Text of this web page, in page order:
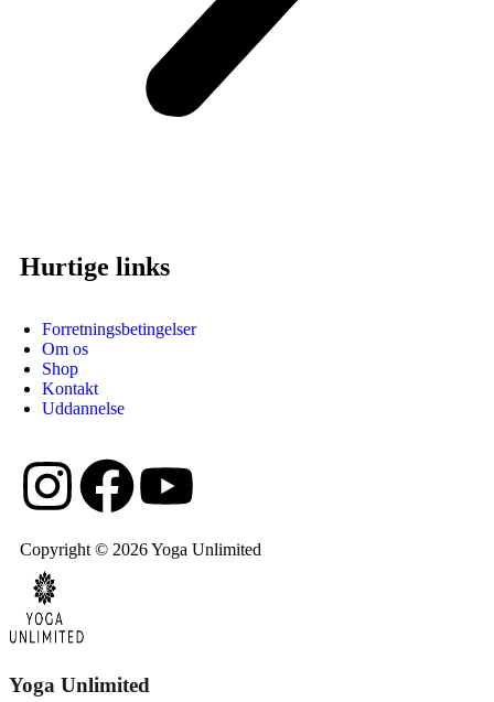
Hurtige links
Forretningsbetingelser
Om os
Shop
Kontakt
Uddannelse
Copyright © 2026 Yoga Unlimited
Yoga Unlimited